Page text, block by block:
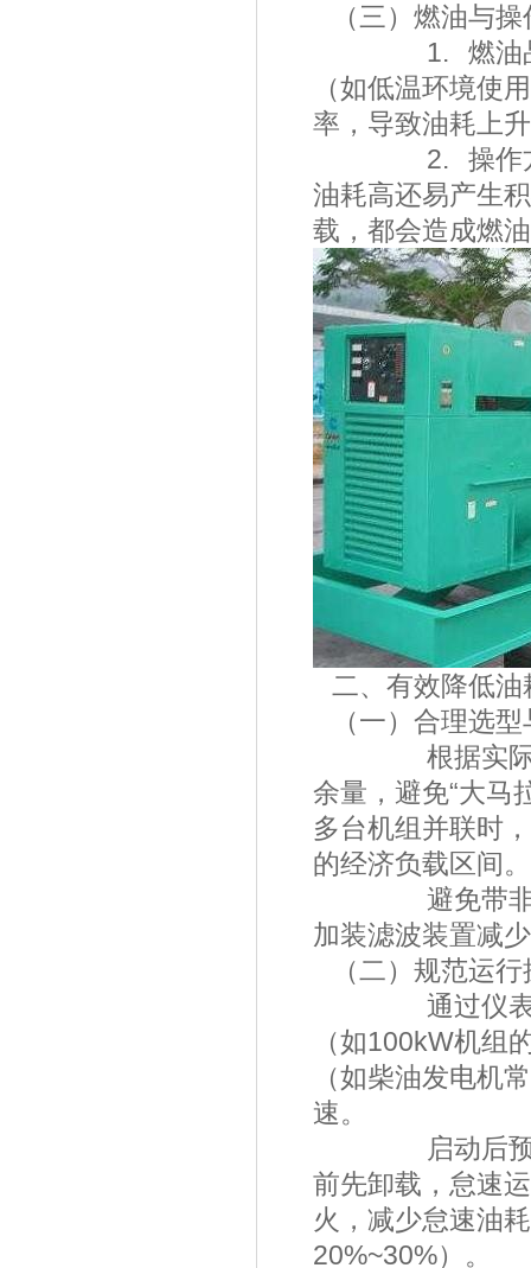
（三）燃油与
1. 燃油品质
（如低温环境使
率，导致油耗
2. 操作方式
油耗高还易产生
载，都会造成
二、有效降低
（一）合理选
根据实际用电
余量，避免“大马
多台机组并联时
的经济负载区
避免带非线性
加装滤波装置减
（二）规范运
通过仪表盘监
（如100kW机组
（如柴油发电机
速。
启动后预热
前先卸载，怠速
火，减少怠速油
20%~30%）。